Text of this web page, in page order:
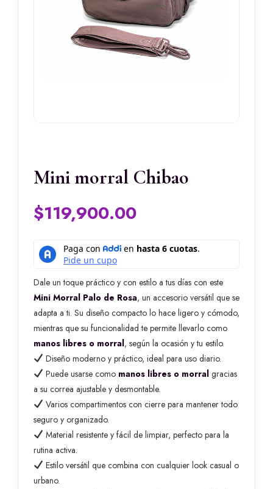
Mini morral Chibao
$119,900.00
Dale un toque práctico y con estilo a tus días con este
Mini Morral Palo de Rosa, un accesorio versátil que se
adapta a ti. Su diseño compacto lo hace ligero y cómodo,
mientras que su funcionalidad te permite llevarlo como
manos libres o morral, según la ocasión y tu estilo.
Diseño moderno y práctico, ideal para uso diario.
Puede usarse como manos libres o morralgracias
a su correa ajustable y desmontable.
Varios compartimentos con cierre para mantener todo
seguro y organizado.
Material resistente y fácil de limpiar, perfecto para la
rutina activa.
Estilo versátil que combina con cualquier look casual o
urbano.